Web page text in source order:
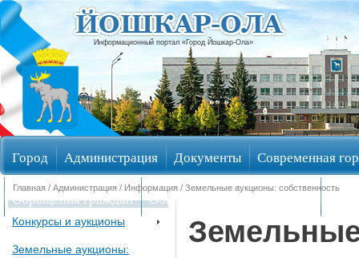
Информационный портал «Город Йошкар-Ола»
Город Администрация Документы Современная
Обращения граждан Общественные обсуждения
Главная / Администрация / Информация / Земельные аукционы: собственность
Конкурсы и аукционы
Земельные аукционы: